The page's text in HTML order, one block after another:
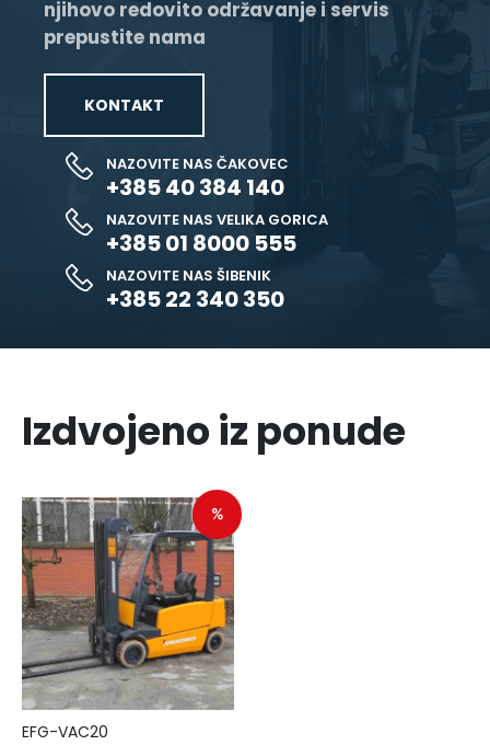
njihovo redovito održavanje i servis
prepustite nama
KONTAKT
NAZOVITE NAS ČAKOVEC
+385 40 384 140
NAZOVITE NAS VELIKA GORICA
+385 01 8000 555
NAZOVITE NAS ŠIBENIK
+385 22 340 350
Izdvojeno iz ponude
%
EFG-VAC20